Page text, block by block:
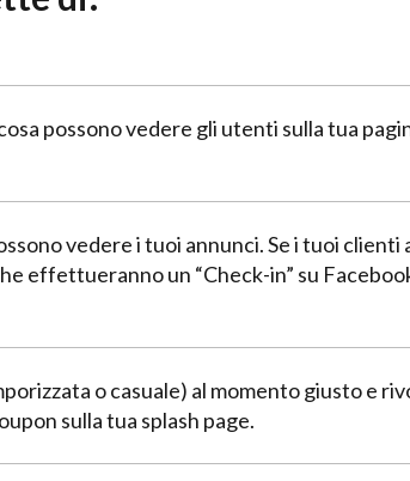
possono vedere gli utenti sulla tua
vedere i tuoi annunci. Se i tuoi clienti
effettueranno un “Check-in” su
o casuale) al momento giusto e
sulla tua splash page.